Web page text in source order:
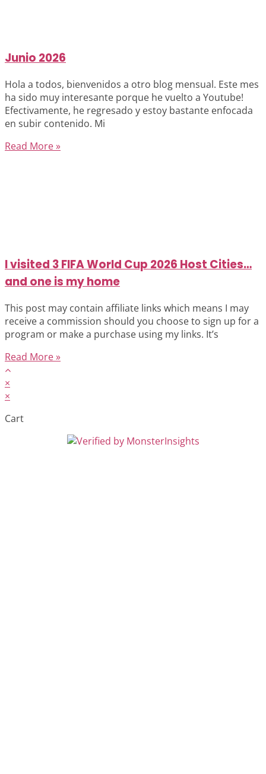
Junio 2026
Hola a todos, bienvenidos a otro blog mensual. Este mes
ha sido muy interesante porque he vuelto a Youtube!
Efectivamente, he regresado y estoy bastante enfocada
en subir contenido. Mi
Read More »
I visited 3 FIFA World Cup 2026 Host Cities…
and one is my home
This post may contain affiliate links which means I may
receive a commission should you choose to sign up for a
program or make a purchase using my links. It’s
Read More »
×
×
Cart